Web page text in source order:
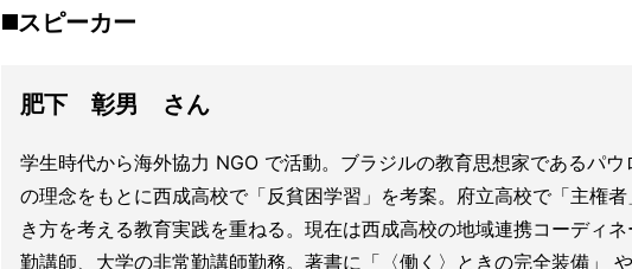
◼️スピーカー
肥下 彰男 さん
学生時代から海外協力 NGO で活動。ブラジルの教育思想家であるパウ
の理念をもとに西成高校で「反貧困学習」を考案。府立高校で「主権
き方を考える教育実践を重ねる。現在は西成高校の地域連携コーディ
勤講師、大学の非常勤講師勤務。著書に 「〈働く〉ときの完全装備」 や